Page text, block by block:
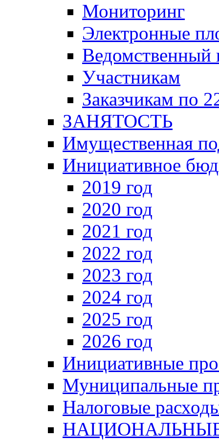
Мониторинг
Электронные
Ведомственный
Участникам
Заказчикам по
ЗАНЯТОСТЬ
Имущественная
Инициативное
2019 год
2020 год
2021 год
2022 год
2023 год
2024 год
2025 год
2026 год
Инициативные
Муниципальные
Налоговые